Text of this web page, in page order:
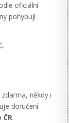
oficiální
pohybují
někdy i
doručení
.